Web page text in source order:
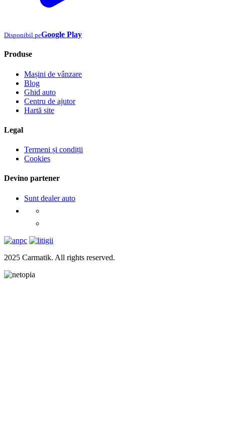
Disponibil peGoogle Play
Produse
Mașini de vânzare
Blog
Ghid auto
Centru de ajutor
Hartă site
Legal
Termeni și condiții
Cookies
Devino partener
Sunt dealer auto
2025 Carmatik. All rights reserved.